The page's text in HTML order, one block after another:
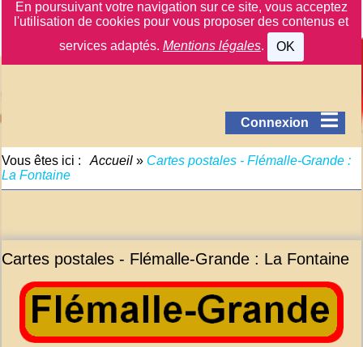
En poursuivant votre navigation sur ce site, vous acceptez
l'utilisation de cookies pour vous proposer des contenus et
services adaptés. Mentions légales. OK
Connexion
Vous êtes ici : Accueil» Cartes postales - Flémalle-Grande :
La Fontaine
Cartes postales - Flémalle-Grande : La Fontaine